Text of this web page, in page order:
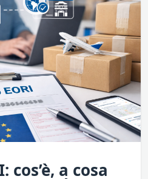
cos’è, a cosa